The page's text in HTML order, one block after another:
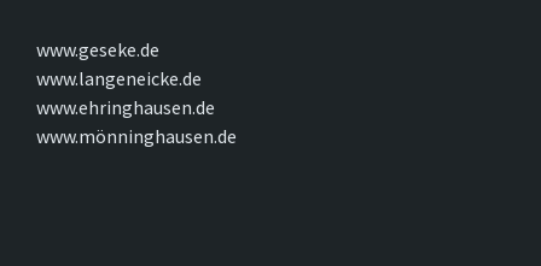
www.geseke.de
www.langeneicke.de
www.ehringhausen.de
www.mönninghausen.de